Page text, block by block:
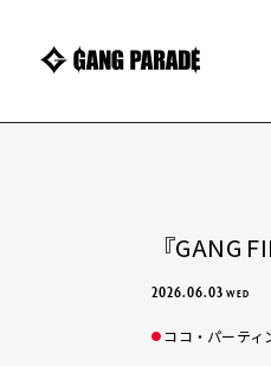
『GANG
2026.06.03 WED
ココ・パーティ